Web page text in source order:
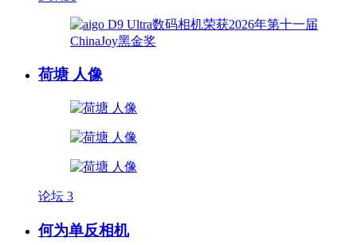
荷塘 人像
论坛 3
何为单反相机